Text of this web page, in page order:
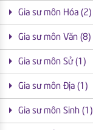
Gia sư môn Hóa (2)
Gia sư môn Văn (8)
Gia sư môn Sử (1)
Gia sư môn Địa (1)
Gia sư môn Sinh (1)